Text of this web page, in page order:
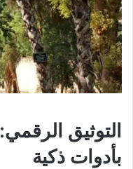
التوثيق
بأدوات ذكية